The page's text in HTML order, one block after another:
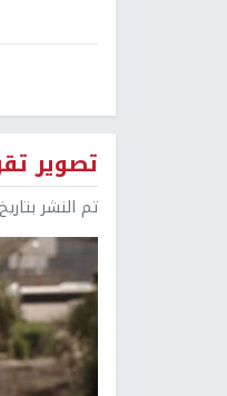
تصوير تقرير
تم النشر